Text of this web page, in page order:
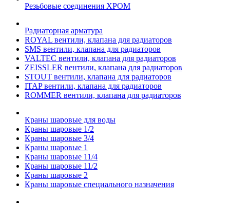
Резьбовые соединения ХРОМ
Радиаторная арматура
ROYAL вентили, клапана для радиаторов
SMS вентили, клапана для радиаторов
VALTEC вентили, клапана для радиаторов
ZEISSLER вентили, клапана для радиаторов
STOUT вентили, клапана для радиаторов
ITAP вентили, клапана для радиаторов
ROMMER вентили, клапана для радиаторов
Краны шаровые для воды
Краны шаровые 1/2
Краны шаровые 3/4
Краны шаровые 1
Краны шаровые 11/4
Краны шаровые 11/2
Краны шаровые 2
Краны шаровые специального назначения